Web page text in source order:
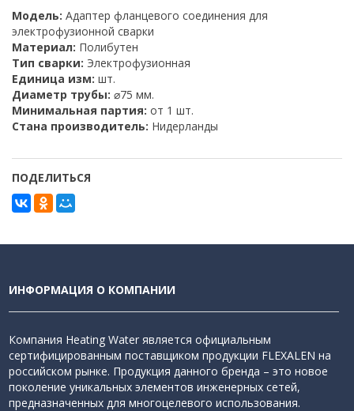
Модель: Адаптер фланцевого соединения для
электрофузионной сварки
Материал: Полибутен
Тип сварки: Электрофузионная
Единица изм: шт.
Диаметр трубы: ⌀75 мм.
Минимальная партия: от 1 шт.
Стана производитель: Нидерланды
ПОДЕЛИТЬСЯ
ИНФОРМАЦИЯ О КОМПАНИИ
Компания Heating Water является официальным
сертифицированным поставщиком продукции FLEXALEN на
российском рынке. Продукция данного бренда – это новое
поколение уникальных элементов инженерных сетей,
предназначенных для многоцелевого использования.